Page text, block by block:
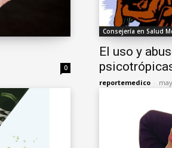
0
Consejería en Salud
El uso y
reportemedico -